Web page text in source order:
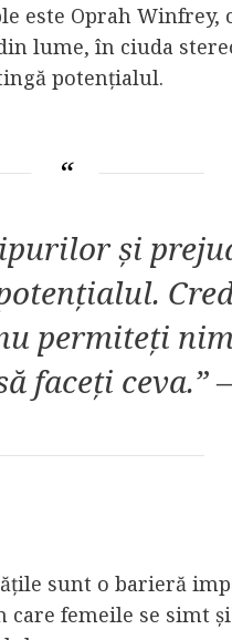
este Oprah
lume, în ciuda
potențialul.
și
permiteți
faceți ceva.”
sunt o barieră
femeile se simt